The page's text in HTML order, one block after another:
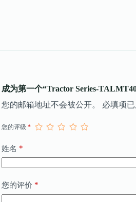
成为第一个“Tractor Series-
您的邮箱地址不会被公开。
必填项已
您的评级 *
姓名 *
您的评价 *